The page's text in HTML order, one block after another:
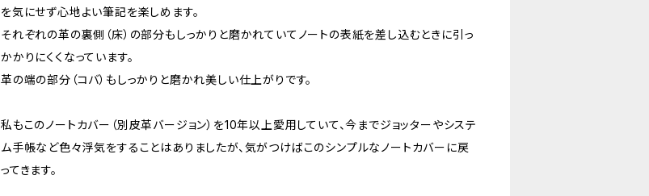
を気にせず心地よい筆記を楽しめます。
それぞれの革の裏側（床）の部分もしっかりと磨かれていてノートの表紙を差し込むときに引っ
かかりにくくなっています。
革の端の部分（コバ）もしっかりと磨かれ美しい仕上がりです。
私もこのノートカバー（別皮革バージョン）を10年以上愛用していて、今までジョッターやシステ
ム手帳など色々浮気をすることはありましたが、気がつけばこのシンプルなノートカバーに戻
ってきます。